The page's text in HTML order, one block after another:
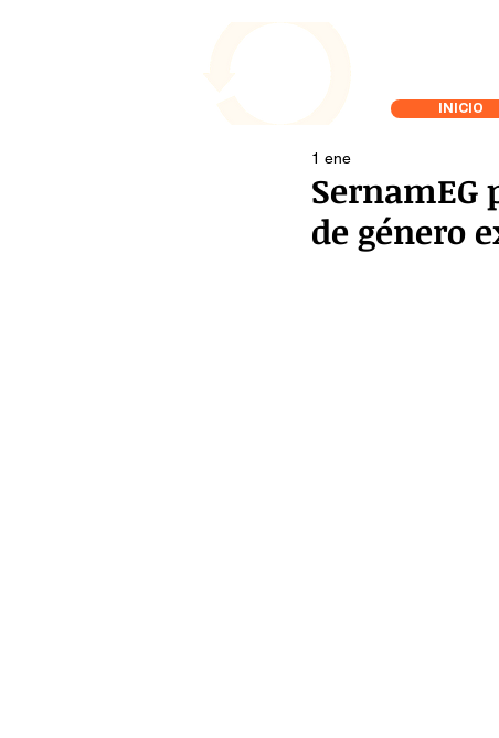
INICIO
SernamEG
de género
1 ene